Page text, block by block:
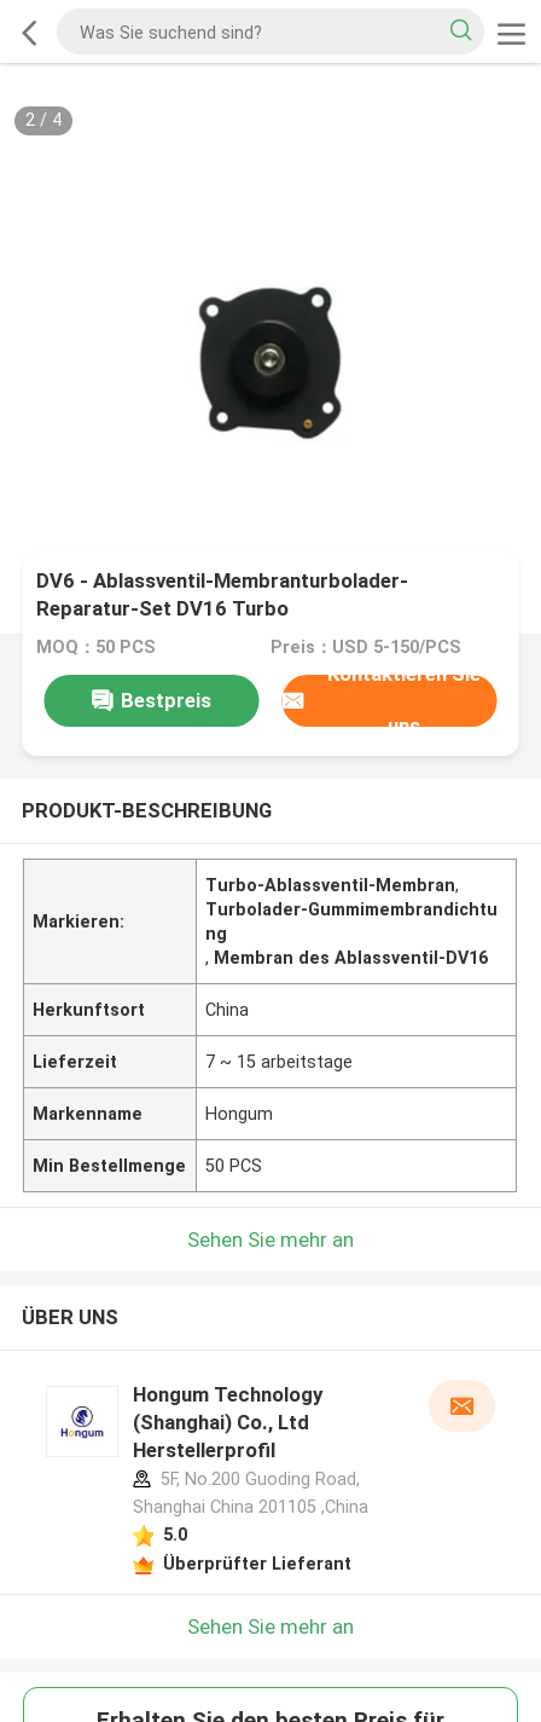
2/ 4
DV6 - Ablassventil-Membranturbolader-
Reparatur-Set DV16 Turbo
MOQ：50 PCS Preis：USD 5-150/PCS
Bestpreis
Kontaktieren Sie
uns
PRODUKT-BESCHREIBUNG
Markieren:
Turbo-Ablassventil-Membran,
Turbolader-Gummimembrandichtu
ng
, Membran des Ablassventil-DV16
Herkunftsort China
Lieferzeit 7 ~ 15 arbeitstage
Markenname Hongum
Min Bestellmenge 50 PCS
Sehen Sie mehr an
ÜBER UNS
Hongum Technology
(Shanghai) Co., Ltd
Herstellerprofil
5F, No.200 Guoding Road,
Shanghai China 201105 ,China
5.0
Überprüfter Lieferant
Sehen Sie mehr an